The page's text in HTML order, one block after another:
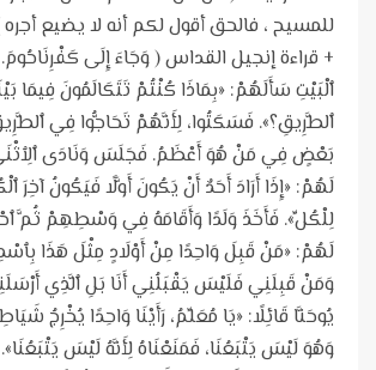
للمسيح ، فالحق أقول لكم أنه لا يضيع أجره
+ قراءة إنجيل القداس ( وَجَاءَ إِلَى
ٱلْبَيْتِ سَأَلَهُمْ: «بِمَاذَا كُنْتُمْ تَتَكَالَمُونَ فِيمَا
ٱلطَّرِيقِ؟». فَسَكَتُوا، لِأَنَّهُمْ تَحَاجُّوا فِي
بَعْضٍ فِي مَنْ هُوَ أَعْظَمُ. فَجَلَسَ وَنَادَى
لَهُمْ: «إِذَا أَرَادَ أَحَدٌ أَنْ يَكُونَ أَوَّلًا فَيَكُونُ آخِرَ
لِلْكُلِّ». فَأَخَذَ وَلَدًا وَأَقَامَهُ فِي وَسْطِهِمْ ثُمَّ
لَهُمْ: «مَنْ قَبِلَ وَاحِدًا مِنْ أَوْلَادٍ مِثْلَ هَذَا
وَمَنْ قَبِلَنِي فَلَيْسَ يَقْبَلُنِي أَنَا بَلِ ٱلَّذِي
يُوحَنَّا قَائِلًا: «يَا مُعَلِّمُ، رَأَيْنَا وَاحِدًا يُخْرِجُ
وَهُوَ لَيْسَ يَتْبَعُنَا، فَمَنَعْنَاهُ لِأَنَّهُ لَيْسَ